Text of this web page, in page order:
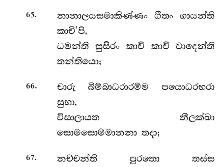
65.
නානාලයසමාකිණ්ණං ගීතං ගායන්ති
කාචි’පි,
ධමන්ති සුසිරං කාචි කාචි වාදෙන්ති
තන්තියො;
66.
චාරු බිම්බාධරාරම්ම පයොධරභරා
සුභා,
විසාලායත නීලක්ඛා
සොමසොම්මානනා තදා;
67.
නච්චන්ති පුරතො තස්ස